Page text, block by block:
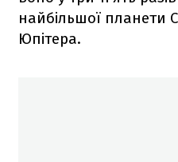
найбільшої планети
Юпітера.